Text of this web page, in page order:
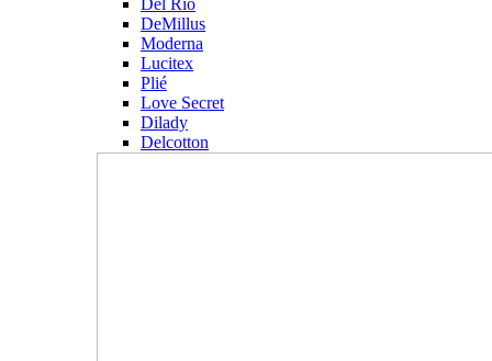
Del Rio
DeMillus
Moderna
Lucitex
Plié
Love Secret
Dilady
Delcotton